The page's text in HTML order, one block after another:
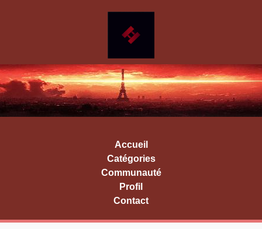
Accueil
Catégories
Communauté
Profil
Contact